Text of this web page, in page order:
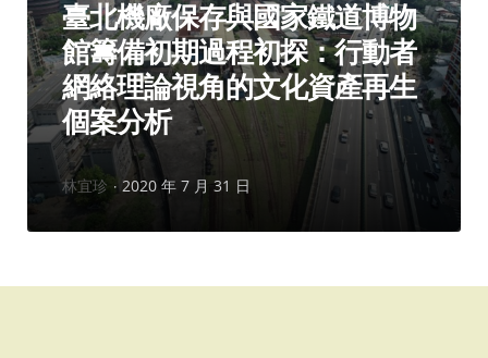
臺北機廠保存與國家鐵道博物
館籌備初期過程初探：行動者
網絡理論視角的文化資產再生
個案分析
作
林宜珍 2020 年 7 月 31 日